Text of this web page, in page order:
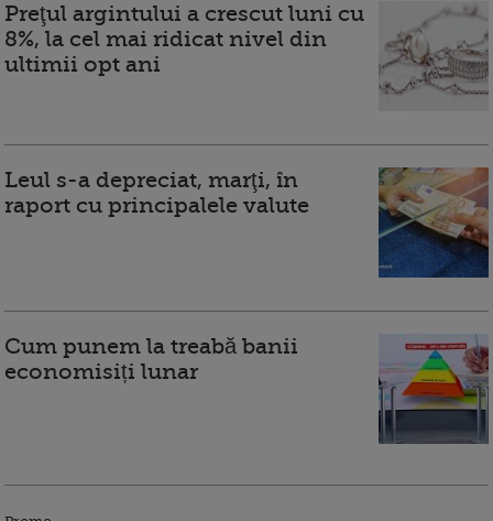
Preţul argintului a crescut luni cu
8%, la cel mai ridicat nivel din
ultimii opt ani
Leul s-a depreciat, marţi, în
raport cu principalele valute
Cum punem la treabă banii
economisiți lunar